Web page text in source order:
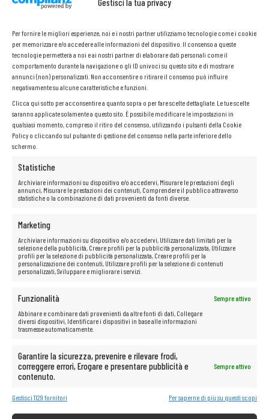
Per fornire le migliori esperienze, noi e i nostri partner utilizziamo tecnologie come i cookie
per memorizzare e/o accedere alle informazioni del dispositivo. Il consenso a queste
tecnologie permetterà a noi e ai nostri partner di elaborare dati personali come il
comportamento durante la navigazione o gli ID univoci su questo sito e di mostrare
annunci (non) personalizzati. Non acconsentire o ritirare il consenso può influire
negativamente su alcune caratteristiche e funzioni.
Clicca qui sotto per acconsentire a quanto sopra o per fare scelte dettagliate. Le tue scelte
saranno applicate solamente a questo sito. È possibile modificare le impostazioni in
qualsiasi momento, compreso il ritiro del consenso, utilizzando i pulsanti della Cookie
Policy o cliccando sul pulsante di gestione del consenso nella parte inferiore dello
schermo.
Statistiche
Archiviare informazioni su dispositivo e/o accedervi, Misurare le prestazioni degli
annunci, Misurare le prestazioni dei contenuti, Comprendere il pubblico attraverso
statistiche o la combinazione di dati provenienti da fonti diverse.
Marketing
Archiviare informazioni su dispositivo e/o accedervi, Utilizzare dati limitati per la
selezione della pubblicità, Creare profili per la pubblicità personalizzata, Utilizzare
profili per la selezione di pubblicità personalizzata, Creare profili per la
personalizzazione dei contenuti, Utilizzare profili per la selezione di contenuti
personalizzati, Sviluppare e migliorare i servizi.
Funzionalità
Sempre attivo
Abbinare e combinare dati provenienti da altre fonti di dati, Collegare
diversi dispositivi, Identificare i dispositivi in base alle informazioni
trasmesse automaticamente.
Garantire la sicurezza, prevenire e rilevare frodi,
correggere errori, Erogare e presentare pubblicità e
contenuto.
Sempre attivo
Gestisci 1129 fornitori Per saperne di più su questi scopi
10x Brocade GBIC 57-1000012-01 8G SW 150m FC
SFP+ Transceiver
33,00€
10x Brocade GBIC 57-1000117-01 8G SW 850nm FC
29,00€